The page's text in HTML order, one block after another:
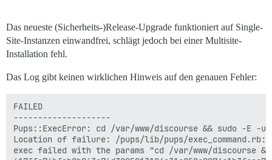
Das neueste (Sicherheits-)Release-Upgrade funktioniert auf Single-
Site-Instanzen einwandfrei, schlägt jedoch bei einer Multisite-
Installation fehl.
Das Log gibt keinen wirklichen Hinweis auf den genauen Fehler:
FAILED
--------------------
Pups::ExecError: cd /var/www/discourse && sudo -
Location of failure: /pups/lib/pups/
exec failed with the params "cd /var/www/discourse